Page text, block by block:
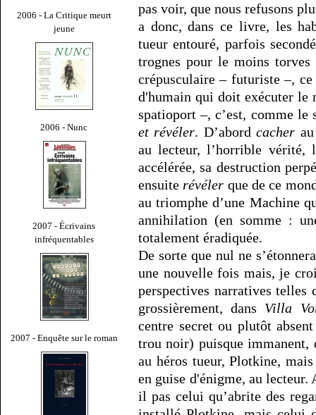
2006 - La Critique meurt
jeune
2006 - Nunc
2007 - Écrivains
infréquentables
2007 - Enquête sur le roman
pas voir, que nous refusons
a donc, dans ce livre, les
tueur entouré, parfois
trognes pour le moins
crépusculaire – futuriste –,
d'humain qui doit exécuter le
spatioport –, c’est, comme
et révéler. D’abordcacher
au lecteur, l’horrible vérité,
accélérée, sa destruction
ensuite révéler que de ce
au triomphe d’une Machine
annihilation (en somme :
totalement éradiquée.
De sorte que nul ne
une nouvelle fois mais, je
perspectives narratives telles
grossièrement, dans Villa
centre secret ou plutôt
trou noir) puisque immanent,
au héros tueur, Plotkine,
en guise d'énigme, au lecteur.
il pas celui qu’abrite des